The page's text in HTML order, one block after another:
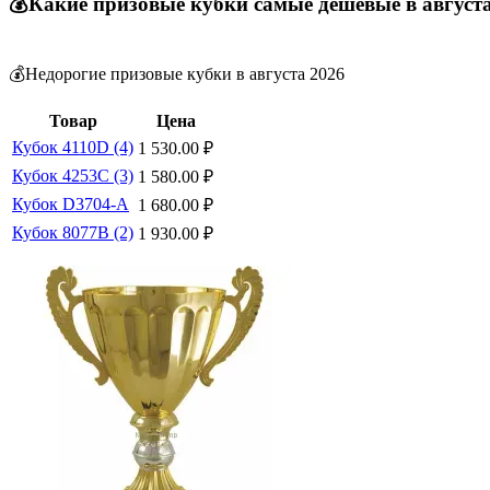
💰Недорогие призовые кубки в августа 2026
Товар
Цена
Кубок 4110D (4) 1 530.00 ₽
Кубок 4253C (3) 1 580.00 ₽
Кубок D3704-A
1 680.00 ₽
Кубок 8077B (2) 1 930.00 ₽